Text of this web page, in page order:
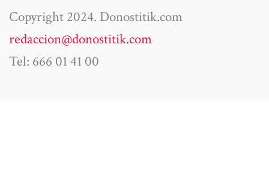
Copyright 2024. Donostitik.com
redaccion@donostitik.com
Tel: 666 01 41 00